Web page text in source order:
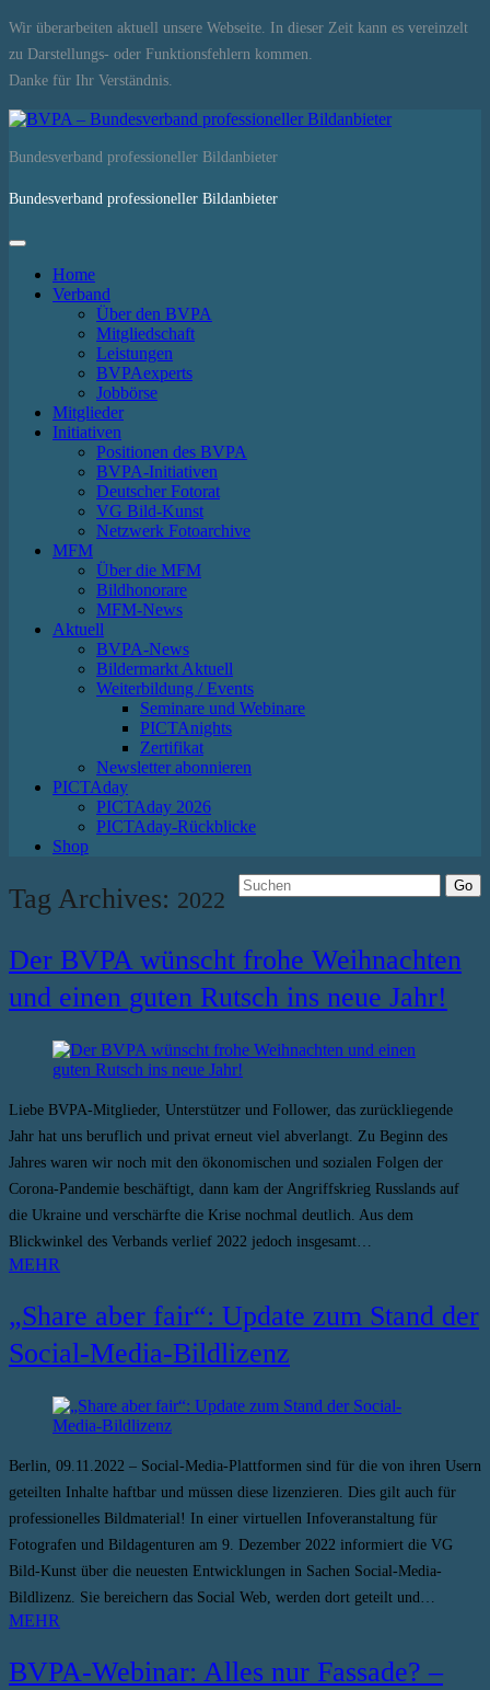
Wir überarbeiten aktuell unsere Webseite. In dieser Zeit kann es vereinzelt
zu Darstellungs- oder Funktionsfehlern kommen.
Danke für Ihr Verständnis.
Bundesverband professioneller Bildanbieter
Bundesverband professioneller Bildanbieter
Home
Verband
Über den BVPA
Mitgliedschaft
Leistungen
BVPAexperts
Jobbörse
Mitglieder
Initiativen
Positionen des BVPA
BVPA-Initiativen
Deutscher Fotorat
VG Bild-Kunst
Netzwerk Fotoarchive
MFM
Über die MFM
Bildhonorare
MFM-News
Aktuell
BVPA-News
Bildermarkt Aktuell
Weiterbildung / Events
Seminare und Webinare
PICTAnights
Zertifikat
Newsletter abonnieren
PICTAday
PICTAday 2026
PICTAday-Rückblicke
Shop
Tag Archives: 2022
Der BVPA wünscht frohe Weihnachten
und einen guten Rutsch ins neue Jahr!
Liebe BVPA-Mitglieder, Unterstützer und Follower, das zurückliegende
Jahr hat uns beruflich und privat erneut viel abverlangt. Zu Beginn des
Jahres waren wir noch mit den ökonomischen und sozialen Folgen der
Corona-Pandemie beschäftigt, dann kam der Angriffskrieg Russlands auf
die Ukraine und verschärfte die Krise nochmal deutlich. Aus dem
Blickwinkel des Verbands verlief 2022 jedoch insgesamt…
MEHR
„Share aber fair“: Update zum Stand der
Social-Media-Bildlizenz
Berlin, 09.11.2022 – Social-Media-Plattformen sind für die von ihren Usern
geteilten Inhalte haftbar und müssen diese lizenzieren. Dies gilt auch für
professionelles Bildmaterial! In einer virtuellen Infoveranstaltung für
Fotografen und Bildagenturen am 9. Dezember 2022 informiert die VG
Bild-Kunst über die neuesten Entwicklungen in Sachen Social-Media-
Bildlizenz. Sie bereichern das Social Web, werden dort geteilt und…
MEHR
BVPA-Webinar: Alles nur Fassade? –